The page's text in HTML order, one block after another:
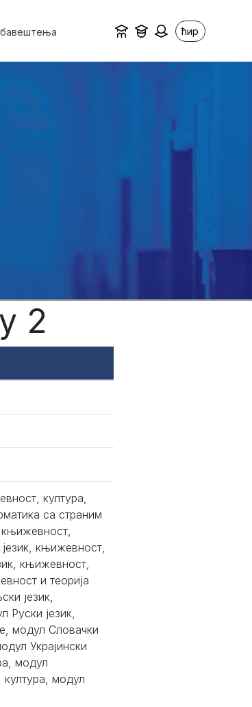
ћир
2
култура,
са страним
књижевност,
књижевност,
књижевност,
и теорија
језик,
Руски језик,
модул Словачки
Украјински
модул
модул